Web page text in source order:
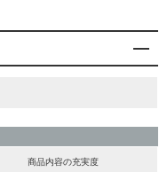
商品内容の充実度